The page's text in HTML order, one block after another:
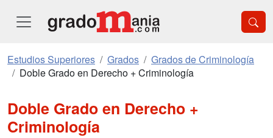
Estudios Superiores Grados
Grados de Criminología
Doble Grado en Derecho + Criminología
Doble Grado en Derecho +
Criminología